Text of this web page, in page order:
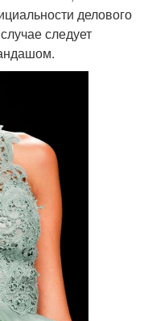
делового
следует